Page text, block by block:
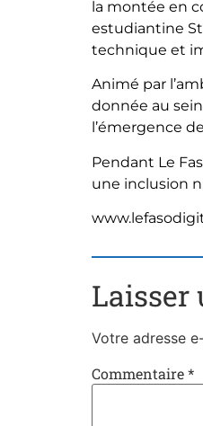
la montée en
estudiantine
technique et
Animé par
donnée au
l’émergence
Pendant Le
une inclusion
Laisser
Votre adresse
Commentaire*